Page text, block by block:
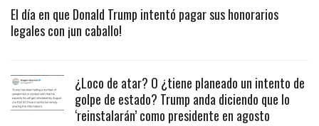
El día en que Donald Trump intentó pagar sus honorarios
legales con ¡un caballo!
¿Loco de atar? O ¿tiene planeado un intento de
golpe de estado? Trump anda diciendo que lo
‘reinstalarán’ como presidente en agosto